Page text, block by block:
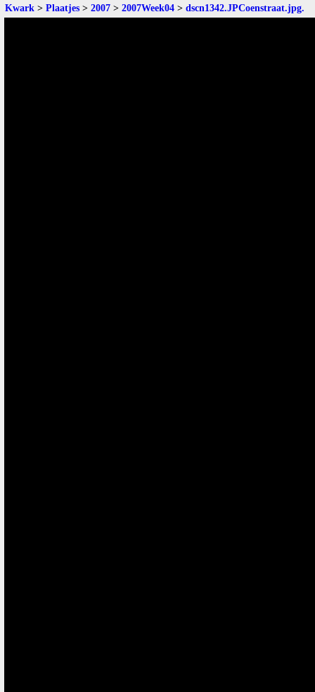
Kwark > Plaatjes > 2007 > 2007Week04 > dscn1342.JPCoenstraat.jpg.